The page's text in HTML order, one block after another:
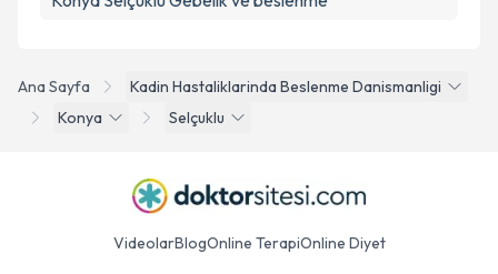
Ana Sayfa
Kadin Hastaliklarinda Beslenme Danismanligi
Konya
Selçuklu
VideolarBlogOnline TerapiOnline Diyet